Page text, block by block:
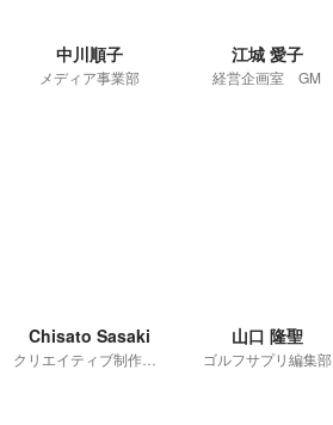
中川順子
メディア事業部
江城 愛子
経営企画室 GM
Chisato Sasaki
クリエイティブ制作部／CDO
山口 隆聖
ゴルフサプリ編集部